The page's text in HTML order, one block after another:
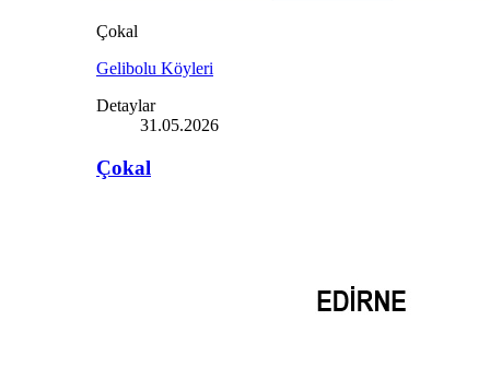
Çokal
Gelibolu Köyleri
Detaylar
31.05.2026
Çokal